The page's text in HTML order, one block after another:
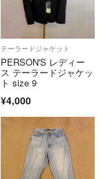
テーラードジャケット
PERSON'S レディー
ス テーラードジャケッ
ト size 9
¥4,000